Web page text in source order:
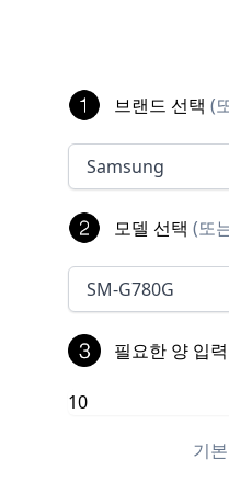
브랜드 선택 (
Samsung
모델 선택 (또
SM-G780G
필요한 양 입력
기